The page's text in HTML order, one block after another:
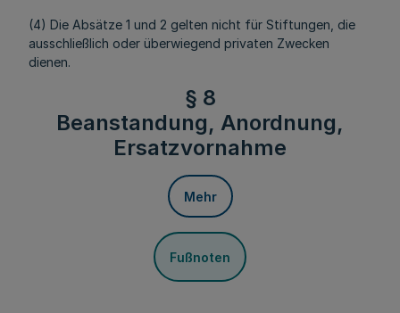
(4) Die Absätze 1 und 2 gelten nicht für Stiftungen, die
ausschließlich oder überwiegend privaten Zwecken
dienen.
§ 8
Beanstandung, Anordnung,
Ersatzvornahme
Mehr
Fußnoten